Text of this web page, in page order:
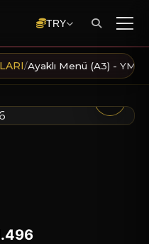
TRY
/Ayaklı Menü (A3) -